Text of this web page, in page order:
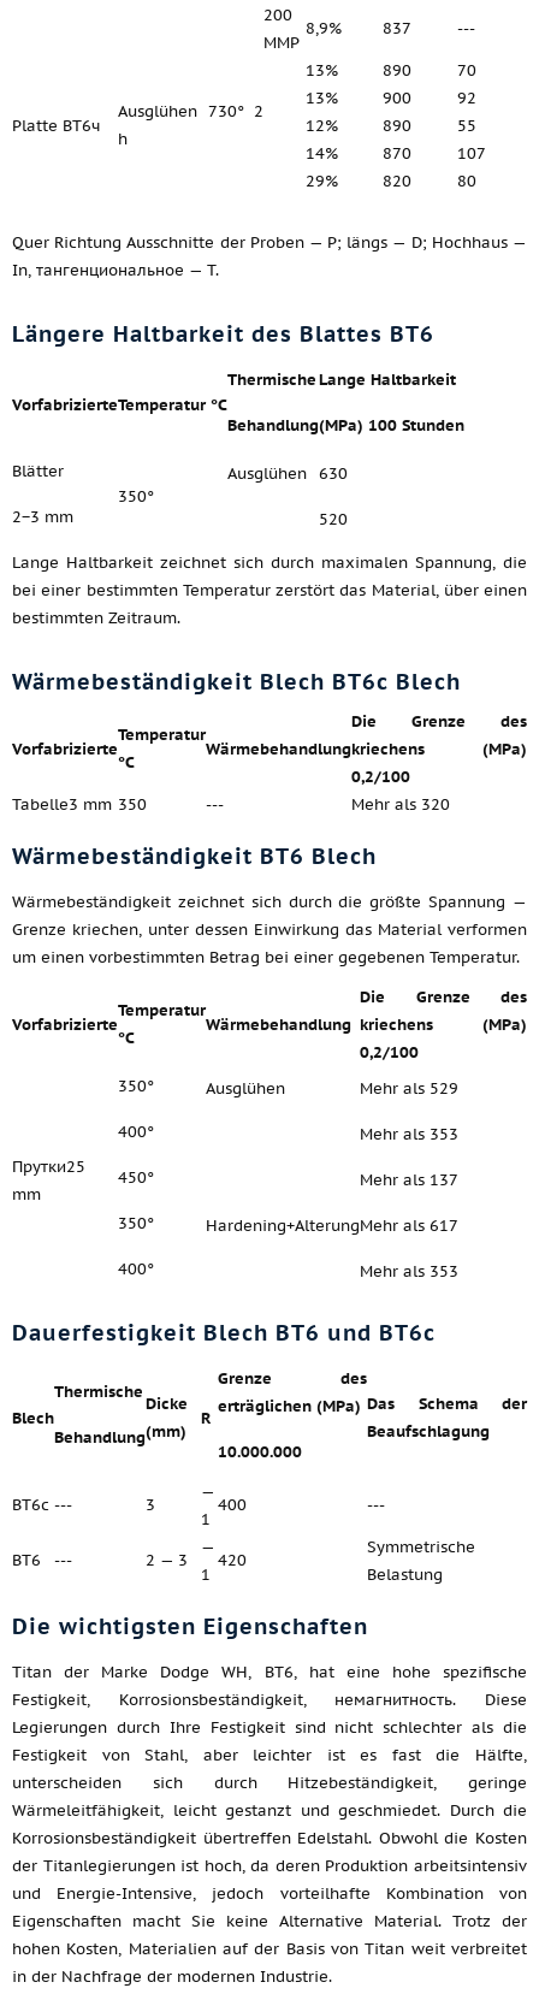
200
MMP
8,9% 837 ---
Platte ВТ6ч
Ausglühen 730° 2
h
13% 890
70
13%
900
92
12%
890
55
14%
870
107
29%
820 80
Quer Richtung Ausschnitte der Proben — P; längs — D; Hochhaus —
In, тангенциональное — T.
Längere Haltbarkeit des Blattes ВТ6
VorfabrizierteTemperatur °C
Thermische
Behandlung
Lange Haltbarkeit
(MPa) 100 Stunden
Blätter
2−3 mm
350°
Ausglühen 630
520
Lange Haltbarkeit zeichnet sich durch maximalen Spannung, die
bei einer bestimmten Temperatur zerstört das Material, über einen
bestimmten Zeitraum.
Wärmebeständigkeit Blech ВТ6с Blech
Vorfabrizierte
Temperatur
°C
Wärmebehandlung
Die Grenze des
kriechens (MPa)
0,2/100
Tabelle3 mm 350 --- Mehr als 320
Wärmebeständigkeit ВТ6 Blech
Wärmebeständigkeit zeichnet sich durch die größte Spannung —
Grenze kriechen, unter dessen Einwirkung das Material verformen
um einen vorbestimmten Betrag bei einer gegebenen Temperatur.
Vorfabrizierte
Temperatur
°C
Wärmebehandlung
Die Grenze des
kriechens (MPa)
0,2/100
Прутки25
mm
350°
400°
450°
Ausglühen Mehr als 529
Mehr als 353
Mehr als 137
350°
400°
Hardening+AlterungMehr als 617
Mehr als 353
Dauerfestigkeit Blech ВТ6 und ВТ6с
Blech
Thermische
Behandlung
Dicke
(mm)
R
Grenze des
erträglichen (MPa)
10.000.000
Das Schema der
Beaufschlagung
ВТ6с --- 3
—
1
400 ---
ВТ6 --- 2 — 3
—
1
420
Symmetrische
Belastung
Die wichtigsten Eigenschaften
Titan der Marke Dodge WH, ВТ6, hat eine hohe spezifische
Festigkeit, Korrosionsbeständigkeit, немагнитность. Diese
Legierungen durch Ihre Festigkeit sind nicht schlechter als die
Festigkeit von Stahl, aber leichter ist es fast die Hälfte,
unterscheiden sich durch Hitzebeständigkeit, geringe
Wärmeleitfähigkeit, leicht gestanzt und geschmiedet. Durch die
Korrosionsbeständigkeit übertreffen Edelstahl. Obwohl die Kosten
der Titanlegierungen ist hoch, da deren Produktion arbeitsintensiv
und Energie-Intensive, jedoch vorteilhafte Kombination von
Eigenschaften macht Sie keine Alternative Material. Trotz der
hohen Kosten, Materialien auf der Basis von Titan weit verbreitet
in der Nachfrage der modernen Industrie.